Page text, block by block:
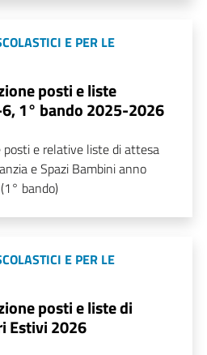
E PER LE
posti e liste
1° bando 2025-2026
posti e relative liste di attesa
e Spazi Bambini anno
bando)
E PER LE
posti e liste di
Estivi 2026